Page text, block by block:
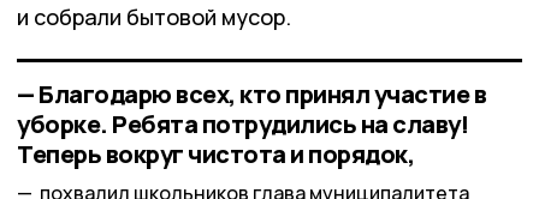
и собрали бытовой мусор.
— Благодарю всех, кто принял участие в
уборке. Ребята потрудились на славу!
Теперь вокруг чистота и порядок,
похвалил школьников глава муниципалитета